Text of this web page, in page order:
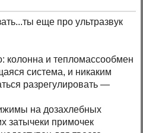
еще про ультразвук
колонна и тепломассообмен
система, и никаким
разрегулировать —
на дозахлебных
затычеки примочек